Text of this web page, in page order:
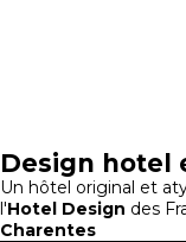
Design hotel
Un hôtel original et
l'Hotel Design des
Charentes